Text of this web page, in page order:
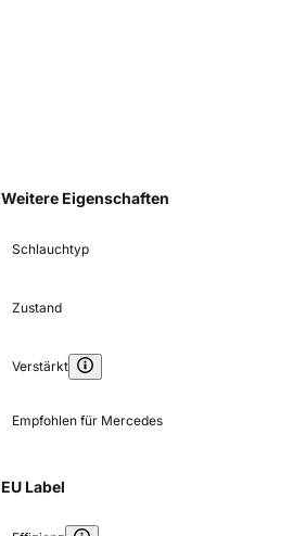
Weitere Eigenschaften
Schlauchtyp
Zustand
Verstärkt
Empfohlen für Mercedes
EU Label